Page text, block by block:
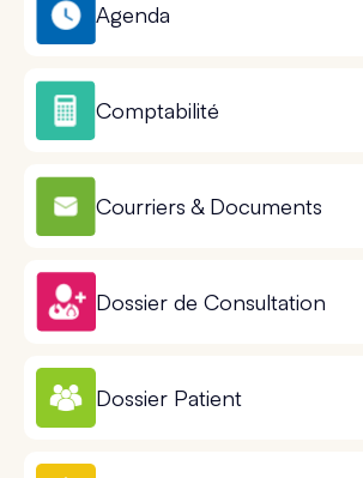
Agenda
Comptabilité
Courriers & Documents
Dossier de Consultation
Dossier Patient